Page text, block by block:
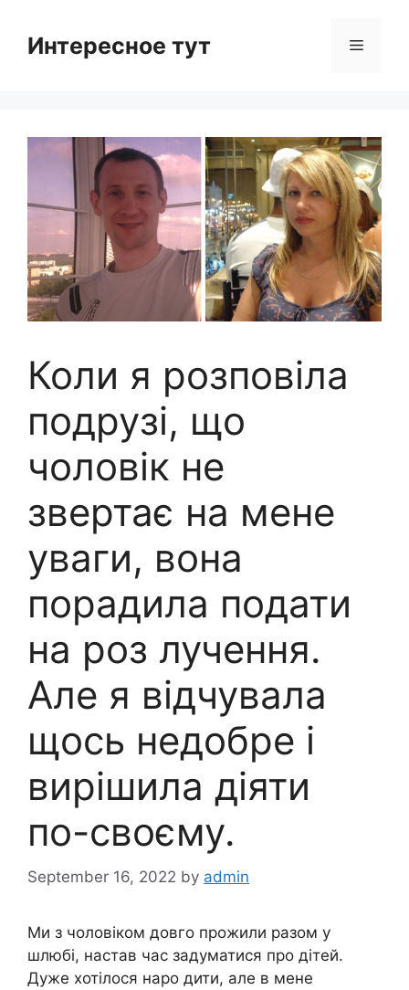
contentИнтересное тут Menu
Коли я розповіла
подрузі, що
чоловік не
звертає на мене
уваги, вона
порадила подати
на роз лучення.
Але я відчувала
щось недобре і
вирішила діяти
по-своєму.
September 16, 2022 by admin
Ми з чоловіком довго прожили разом у
шлюбі, настав час задуматися про дітей.
Дуже хотілося наро дити, але в мене